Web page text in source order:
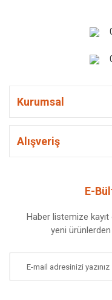
Kurumsal
Alışveriş
E-
Haber listemize
yeni